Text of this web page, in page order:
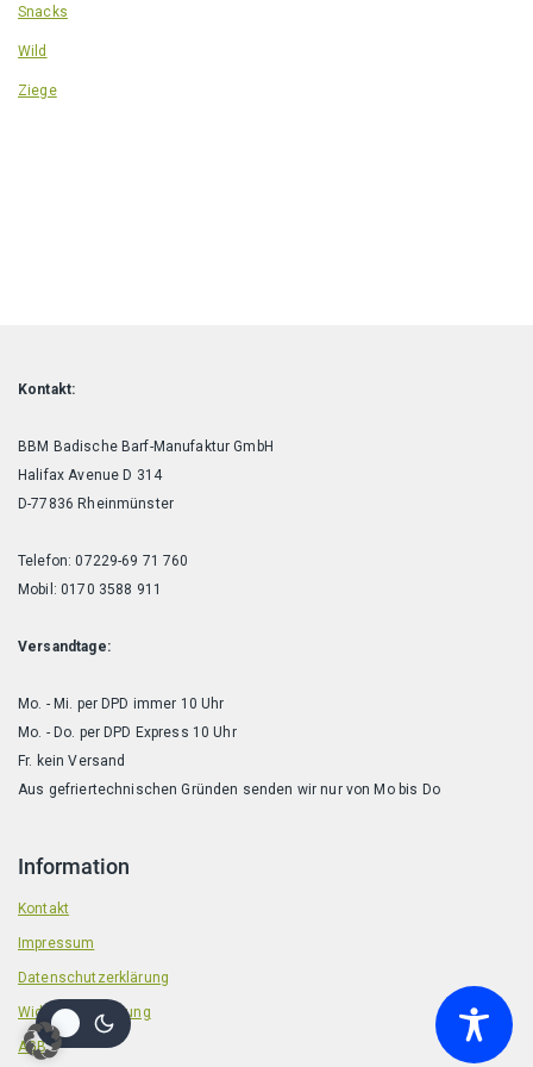
Snacks
Wild
Ziege
Kontakt:
BBM Badische Barf-Manufaktur GmbH
Halifax Avenue D 314
D-77836 Rheinmünster
Telefon: 07229-69 71 760
Mobil: 0170 3588 911
Versandtage:
Mo. - Mi. per DPD immer 10 Uhr
Mo. - Do. per DPD Express 10 Uhr
Fr. kein Versand
Aus gefriertechnischen Gründen senden wir nur von Mo bis Do
Information
Kontakt
Impressum
Datenschutzerklärung
Widerrufsbelehrung
AGB